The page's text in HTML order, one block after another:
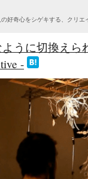
好奇心をシゲキする、クリエ
うに切換えら
-